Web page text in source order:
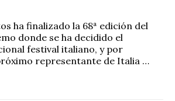
ha finalizado la 68ª edición del
donde se ha decidido el
festival italiano, y por
representante de Italia …